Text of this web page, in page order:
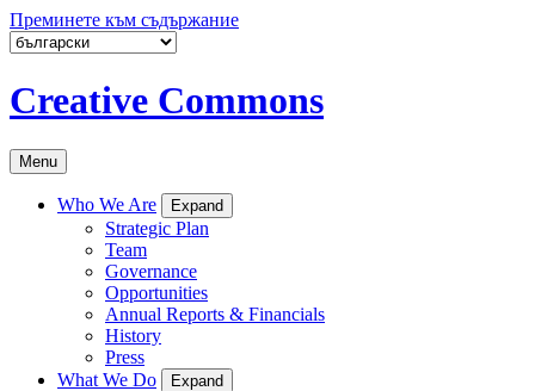
Преминете към съдържание
Creative Commons
Menu
Who We Are Expand
Strategic Plan
Team
Governance
Opportunities
Annual Reports & Financials
History
Press
What We Do
Expand